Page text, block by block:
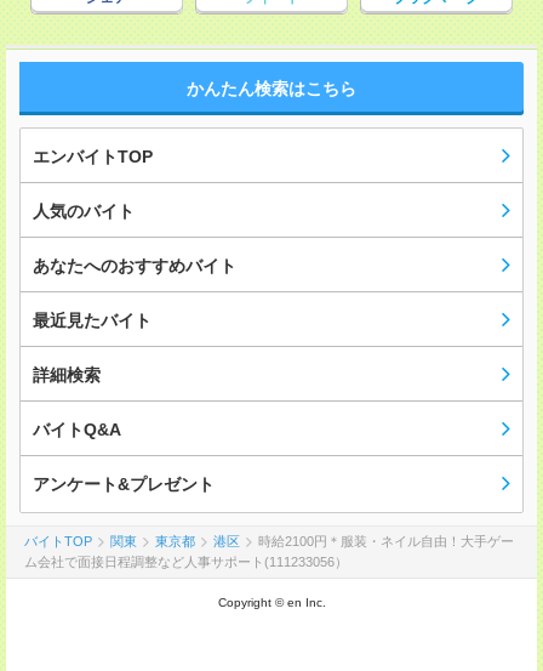
かんたん検索はこちら
エンバイトTOP
人気のバイト
あなたへのおすすめバイト
最近見たバイト
詳細検索
バイトQ&A
アンケート&プレゼント
バイトTOP 関東 東京都 港区
時給2100円＊服装・ネイル自由！大手ゲー
ム会社で面接日程調整など人事サポート(111233056）
Copyright © en Inc.